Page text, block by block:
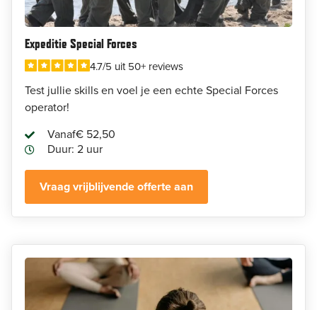
Expeditie Special Forces
4.7/5 uit 50+ reviews
Test jullie skills en voel je een echte Special Forces
operator!
Vanaf€ 52,50
Duur: 2 uur
Vraag vrijblijvende offerte aan